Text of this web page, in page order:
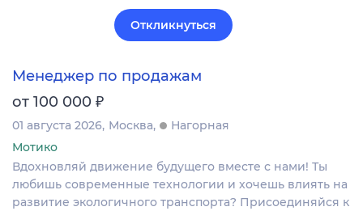
Откликнуться
Менеджер по продажам
от 100 000 ₽
01 августа 2026 Москва
Нагорная
Мотико
Вдохновляй движение будущего вместе с нами! Ты
любишь современные технологии и хочешь влиять на
развитие экологичного транспорта? Присоединяйся к